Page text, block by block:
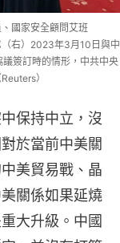
國家安全顧問艾班
（右）2023年3月10日與中
簽訂時的情形，中共中央
）
保持中立，沒
於當前中美關
美貿易戰、晶
關係如果延燒
大升級。中國